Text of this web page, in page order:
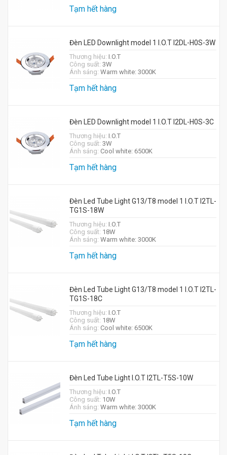
Tạm hết hàng
Đèn LED Downlight model 1 I.O.T I2DL-H0S-3W
Thương hiệu: I.O.T
Công suất: 3W
Ánh sáng: Warm white: 3000K
Tạm hết hàng
Đèn LED Downlight model 1 I.O.T I2DL-H0S-3C
Thương hiệu: I.O.T
Công suất: 3W
Ánh sáng: Cool white: 6500K
Tạm hết hàng
Đèn Led Tube Light G13/T8 model 1 I.O.T I2TL-
TG1S-18W
Thương hiệu: I.O.T
Công suất: 18W
Ánh sáng: Warm white: 3000K
Tạm hết hàng
Đèn Led Tube Light G13/T8 model 1 I.O.T I2TL-
TG1S-18C
Thương hiệu: I.O.T
Công suất: 18W
Ánh sáng: Cool white: 6500K
Tạm hết hàng
Đèn Led Tube Light I.O.T I2TL-T5S-10W
Thương hiệu: I.O.T
Công suất: 10W
Ánh sáng: Warm white: 3000K
Tạm hết hàng